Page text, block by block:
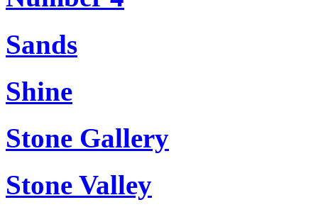
Sands
Shine
Stone Gallery
Stone Valley